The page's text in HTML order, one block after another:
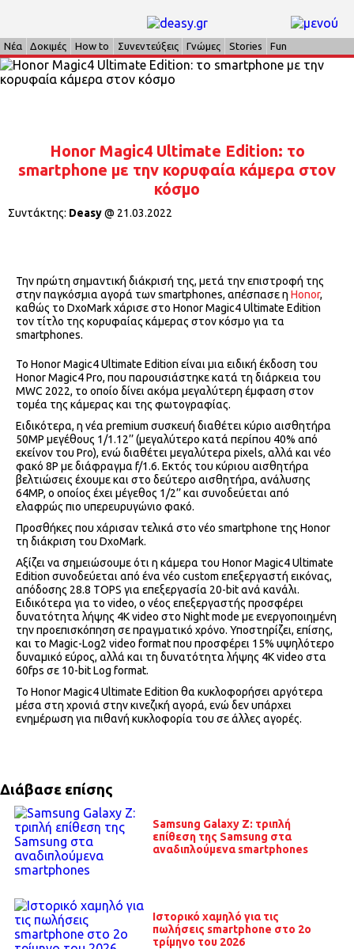
Νέα Δοκιμές How to Συνεντεύξεις Γνώμες Stories Fun
Honor Magic4 Ultimate Edition: το
smartphone με την κορυφαία κάμερα στον
κόσμο
Συντάκτης: Deasy@ 21.03.2022
Την πρώτη σημαντική διάκρισή της, μετά την επιστροφή της
στην παγκόσμια αγορά των smartphones, απέσπασε η Honor,
καθώς το DxoMark χάρισε στο Honor Magic4 Ultimate Edition
τον τίτλο της κορυφαίας κάμερας στον κόσμο για τα
smartphones.
Το Honor Magic4 Ultimate Edition είναι μια ειδική έκδοση του
Honor Magic4 Pro, που παρουσιάστηκε κατά τη διάρκεια του
MWC 2022, το οποίο δίνει ακόμα μεγαλύτερη έμφαση στον
τομέα της κάμερας και της φωτογραφίας.
Ειδικότερα, η νέα premium συσκευή διαθέτει κύριο αισθητήρα
50MP μεγέθους 1/1.12’’ (μεγαλύτερο κατά περίπου 40% από
εκείνον του Pro), ενώ διαθέτει μεγαλύτερα pixels, αλλά και νέο
φακό 8P με διάφραγμα f/1.6. Εκτός του κύριου αισθητήρα
βελτιώσεις έχουμε και στο δεύτερο αισθητήρα, ανάλυσης
64MP, ο οποίος έχει μέγεθος 1/2’’ και συνοδεύεται από
ελαφρώς πιο υπερευρυγώνιο φακό.
Προσθήκες που χάρισαν τελικά στο νέο smartphone της Honor
τη διάκριση του DxoMark.
Αξίζει να σημειώσουμε ότι η κάμερα του Honor Magic4 Ultimate
Edition συνοδεύεται από ένα νέο custom επεξεργαστή εικόνας,
απόδοσης 28.8 TOPS για επεξεργασία 20-bit ανά κανάλι.
Ειδικότερα για το video, ο νέος επεξεργαστής προσφέρει
δυνατότητα λήψης 4K video στο Night mode με ενεργοποιημένη
την προεπισκόπηση σε πραγματικό χρόνο. Υποστηρίζει, επίσης,
και το Magic-Log2 video format που προσφέρει 15% υψηλότερο
δυναμικό εύρος, αλλά και τη δυνατότητα λήψης 4K video στα
60fps σε 10-bit Log format.
Το Honor Magic4 Ultimate Edition θα κυκλοφορήσει αργότερα
μέσα στη χρονιά στην κινεζική αγορά, ενώ δεν υπάρχει
ενημέρωση για πιθανή κυκλοφορία του σε άλλες αγορές.
Διάβασε επίσης
Samsung Galaxy Z: τριπλή
επίθεση της Samsung στα
αναδιπλούμενα smartphones
Ιστορικό χαμηλό για τις
πωλήσεις smartphone στο 2ο
τρίμηνο του 2026